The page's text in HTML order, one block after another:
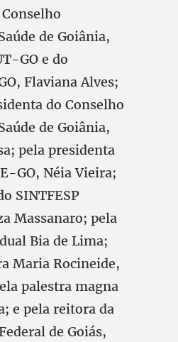
de Goiânia,
GO e do
Flaviana Alves;
do Conselho
de Goiânia,
pela presidenta
GO, Néia Vieira;
SINTFESP
Massanaro; pela
Bia de Lima;
Maria Rocineide,
palestra magna
e pela reitora da
de Goiás,